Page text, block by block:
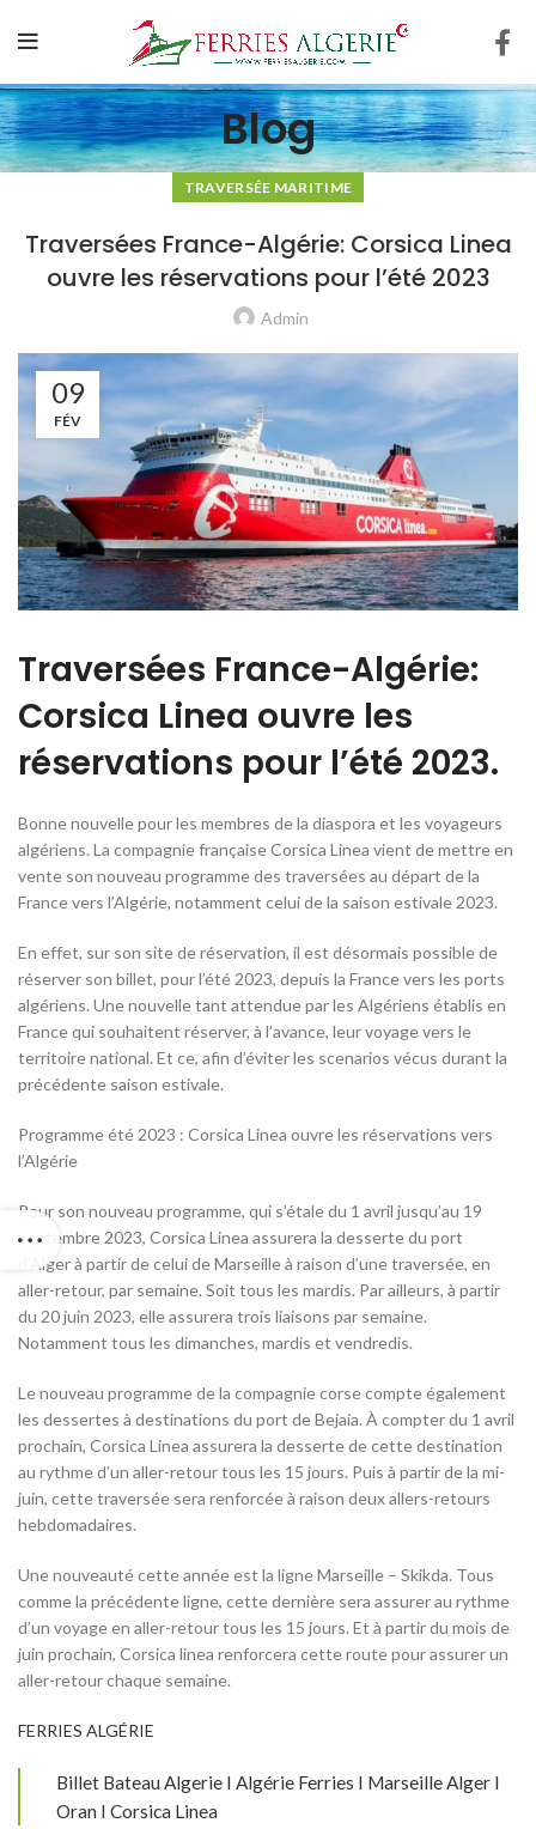
Blog
TRAVERSÉE MARITIME
Traversées France-Algérie: Corsica Linea
ouvre les réservations pour l’été 2023
Admin
09
FÉV
Traversées France-Algérie:
Corsica Linea ouvre les
réservations pour l’été 2023.
Bonne nouvelle pour les membres de la diaspora et les voyageurs
algériens. La compagnie française Corsica Linea vient de mettre en
vente son nouveau programme des traversées au départ de la
France vers l’Algérie, notamment celui de la saison estivale 2023.
En effet, sur son site de réservation, il est désormais possible de
réserver son billet, pour l’été 2023, depuis la France vers les ports
algériens. Une nouvelle tant attendue par les Algériens établis en
France qui souhaitent réserver, à l’avance, leur voyage vers le
territoire national. Et ce, afin d’éviter les scenarios vécus durant la
précédente saison estivale.
Programme été 2023 : Corsica Linea ouvre les réservations vers
l’Algérie
Pour son nouveau programme, qui s’étale du 1 avril jusqu’au 19
septembre 2023, Corsica Linea assurera la desserte du port
d’Alger à partir de celui de Marseille à raison d’une traversée, en
aller-retour, par semaine. Soit tous les mardis. Par ailleurs, à partir
du 20 juin 2023, elle assurera trois liaisons par semaine.
Notamment tous les dimanches, mardis et vendredis.
Le nouveau programme de la compagnie corse compte également
les dessertes à destinations du port de Bejaia. À compter du 1 avril
prochain, Corsica Linea assurera la desserte de cette destination
au rythme d’un aller-retour tous les 15 jours. Puis à partir de la mi-
juin, cette traversée sera renforcée à raison deux allers-retours
hebdomadaires.
Une nouveauté cette année est la ligne Marseille – Skikda. Tous
comme la précédente ligne, cette dernière sera assurer au rythme
d’un voyage en aller-retour tous les 15 jours. Et à partir du mois de
juin prochain, Corsica linea renforcera cette route pour assurer un
aller-retour chaque semaine.
FERRIES ALGÉRIE
Billet Bateau Algerie I Algérie Ferries I Marseille Alger I
Oran I Corsica Linea